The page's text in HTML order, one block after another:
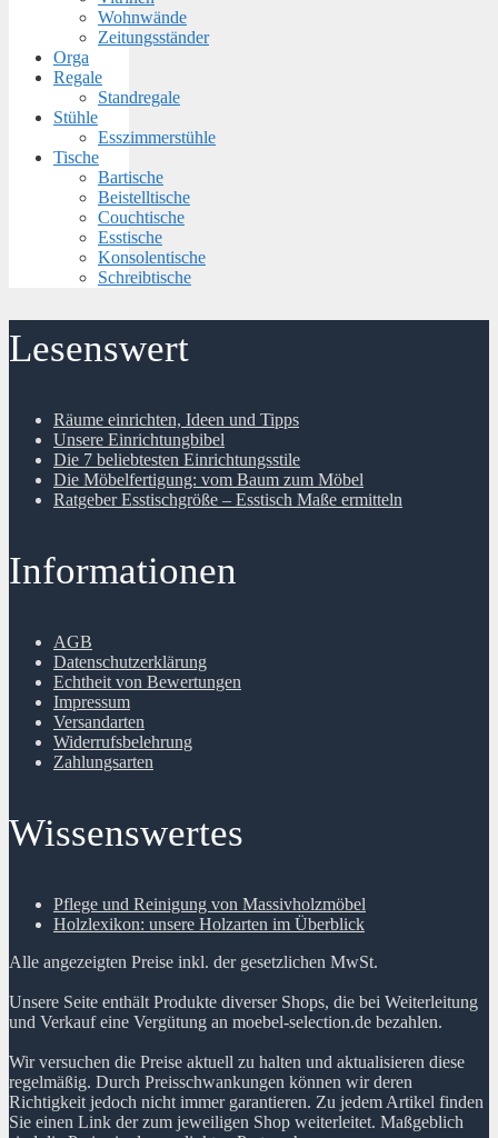
Wohnwände
Zeitungsständer
Orga
Regale
Standregale
Stühle
Esszimmerstühle
Tische
Bartische
Beistelltische
Couchtische
Esstische
Konsolentische
Schreibtische
Lesenswert
Räume einrichten, Ideen und Tipps
Unsere Einrichtungbibel
Die 7 beliebtesten Einrichtungsstile
Die Möbelfertigung: vom Baum zum Möbel
Ratgeber Esstischgröße – Esstisch Maße ermitteln
Informationen
AGB
Datenschutzerklärung
Echtheit von Bewertungen
Impressum
Versandarten
Widerrufsbelehrung
Zahlungsarten
Wissenswertes
Pflege und Reinigung von Massivholzmöbel
Holzlexikon: unsere Holzarten im Überblick
Alle angezeigten Preise inkl. der gesetzlichen MwSt.
Unsere Seite enthält Produkte diverser Shops, die bei Weiterleitung
und Verkauf eine Vergütung an moebel-selection.de bezahlen.
Wir versuchen die Preise aktuell zu halten und aktualisieren diese
regelmäßig. Durch Preisschwankungen können wir deren
Richtigkeit jedoch nicht immer garantieren. Zu jedem Artikel finden
Sie einen Link der zum jeweiligen Shop weiterleitet. Maßgeblich